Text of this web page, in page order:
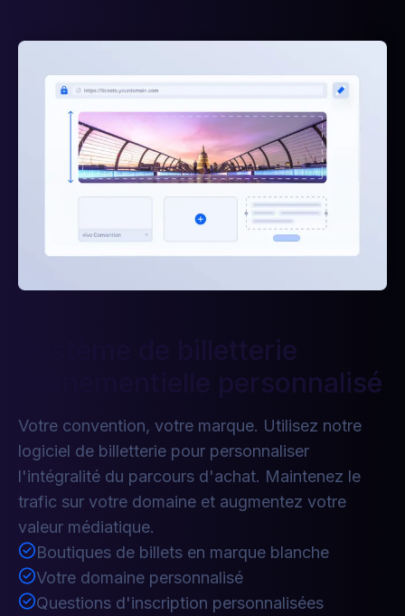
Système de billetterie
événementielle personnalisé
Votre convention, votre marque. Utilisez notre
logiciel de billetterie pour personnaliser
l'intégralité du parcours d'achat. Maintenez le
trafic sur votre domaine et augmentez votre
valeur médiatique.
Boutiques de billets en marque blanche
Votre domaine personnalisé
Questions d'inscription personnalisées